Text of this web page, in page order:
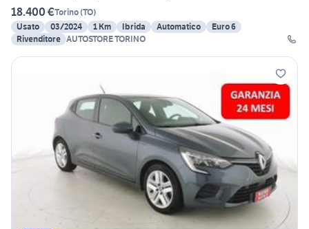
18.400 €Torino(TO)
Usato
03/2024 1 Km Ibrida Automatico
Euro 6
Rivenditore AUTOSTORE TORINO